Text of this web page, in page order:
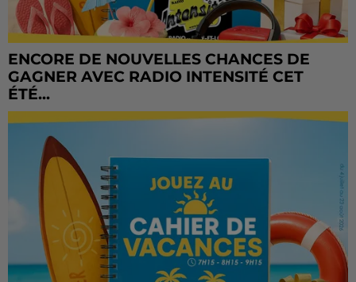
ENCORE DE NOUVELLES CHANCES DE
GAGNER AVEC RADIO INTENSITÉ CET
ÉTÉ...